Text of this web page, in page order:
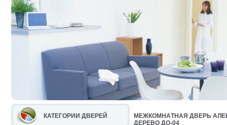
КАТЕГОРИИ ДВЕРЕЙ
MEЖКOМНAТНAЯ ДВEPЬ
ДEPEВO ДO-04